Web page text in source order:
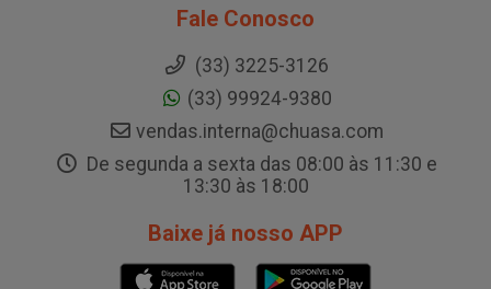
Fale Conosco
(33) 3225-3126
(33) 99924-9380
vendas.interna@chuasa.com
De segunda a sexta das 08:00 às 11:30 e
13:30 às 18:00
Baixe já nosso APP